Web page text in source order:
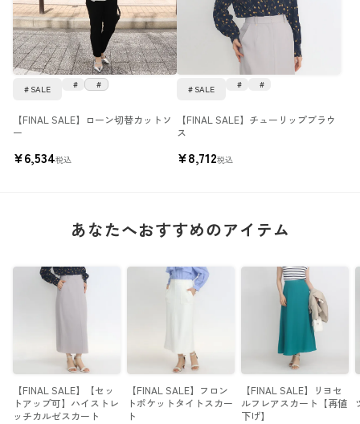
【FINAL SALE】ローン切替カットソ
ー
SALE
¥6,534税込
【FINAL SALE】チューリップブラウ
ス
SALE
¥8,712税込
あなたへおすすめのアイテム
【FINAL SALE】【セッ
トアップ可】ハイストレ
ッチカルゼスカート
【FINAL SALE】フロン
トポケットタイトスカー
ト
【FINAL SALE】リヨセ
ルフレアスカート【再値
下げ】